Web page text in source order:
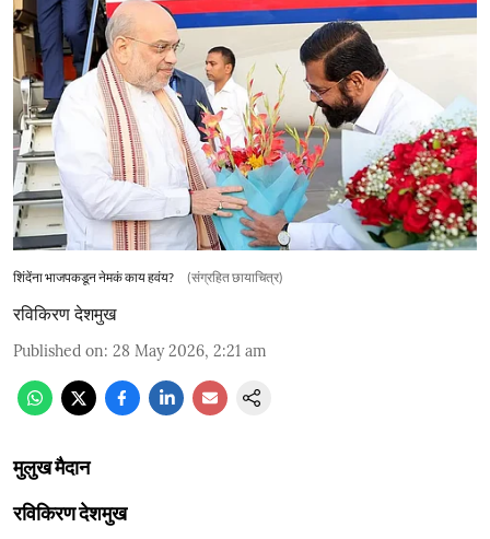
शिंदेंना भाजपकडून नेमकं काय हवंय? (संग्रहित छायाचित्र)
रविकिरण देशमुख
Published on: 28 May 2026, 2:21 am
मुलुख मैदान
रविकिरण देशमुख